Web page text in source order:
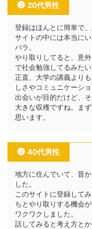
20代男性
登録はほんとに簡単で
サイトの中には本当に
バラ。
やり取りしてると、意
で社会勉強してるみたい
正直、大学の講義より
しさやコミュニケーシ
出会いが目的だけど、
大きな収穫ですね。ま
思います。
40代男性
地方に住んでいて、昔
した。
このサイトに登録して
ちとやり取りする機会
ワクワクしました。
話してみると考え方と